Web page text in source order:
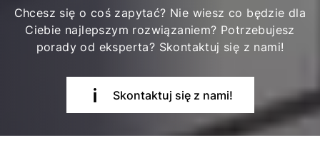
Chcesz się o coś zapytać? Nie wiesz co będzie dla
Ciebie najlepszym rozwiązaniem? Potrzebujesz
porady od eksperta? Skontaktuj się z nami!
Skontaktuj się z nami!